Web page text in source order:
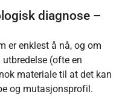
diagnose –
er enklest å nå, og om
(ofte en
materiale til at det kan
og mutasjonsprofil.